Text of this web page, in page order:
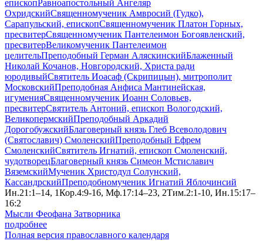
епископ Равноапостольный Ангеляр
ОхридскийСвященномученик Амвросий (Гудко),
Сарапульский, епископСвященномученик Платон Горных,
пресвитерСвященномученик Пантелеимон Богоявленский,
пресвитерВеликомученик Пантелеимон
целительПреподобный Герман АляскинскийБлаженный
Николай Кочанов, Новгородский, Христа ради
юродивыйСвятитель Иоасаф (Скрипицын), митрополит
МосковскийПреподобная Анфиса Мантинейская,
игуменияСвященномученик Иоанн Соловьев,
пресвитерСвятитель Антоний, епископ Вологодский,
ВеликопермскийПреподобный Аркадий
ДорогобужскийБлаговерный князь Глеб Всеволодович
(Святославич) СмоленскийПреподобный Ефрем
СмоленскийСвятитель Игнатий, епископ Смоленский,
чудотворецБлаговерный князь Симеон Мстиславич
ВяземскийМученик Христодул Солунский,
КассандрскийПреподобномученик Игнатий Яблочинсий
Ин.21:1–14, 1Кор.4:9-16, Мф.17:14–23, 2Тим.2:1-10, Ин.15:17–
16:2
Мысли Феофана Затворника
подробнее
Полная версия православного календаря